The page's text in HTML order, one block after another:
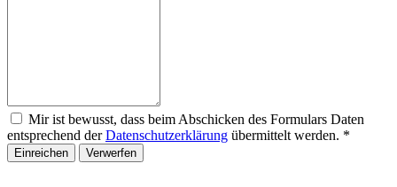
Mir ist bewusst, dass beim Abschicken des Formulars Daten
entsprechend derDatenschutzerklärung übermittelt werden. *
Einreichen Verwerfen